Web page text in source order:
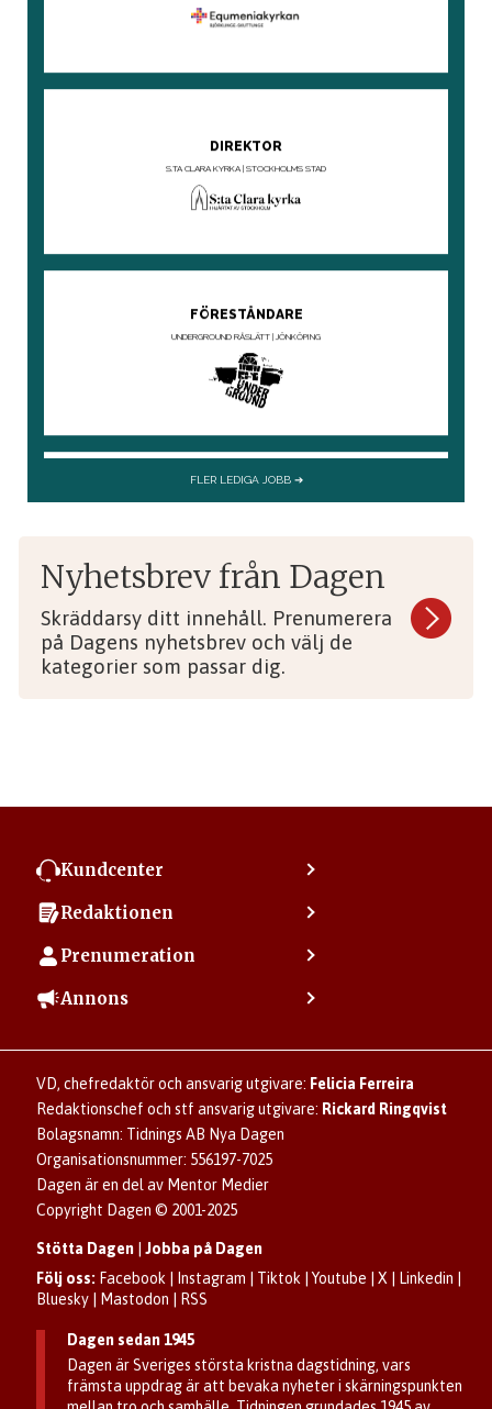
Nyhetsbrev från Dagen
Skräddarsy ditt innehåll. Prenumerera
på Dagens nyhetsbrev och välj de
kategorier som passar dig.
Kundcenter
Min sida
Vanliga frågor
Användarvillkor
Redaktionen
Tipsa Dagen
Vill du debattera i Dagen?
Dagen förklarar
Upphovsrätt och AI
Om Dagen
Prenumeration
Så skapar du ett konto
Dagen som taltidningen
Senaste numret av eDagen
Dagens arkiv
Annons
Annonsera
Rubrikannonser
Familjeannonser
Se dödsannonser/minnesrum
Anmäl störande/felaktig annons
VD, chefredaktör och ansvarig utgivare: Felicia Ferreira
Redaktionschef och stf ansvarig utgivare: Rickard Ringqvist
Bolagsnamn: Tidnings AB Nya Dagen
Organisationsnummer: 556197-7025
Dagen är en del av Mentor Medier
Copyright Dagen © 2001-2025
Stötta Dagen |Jobba på Dagen
Följ oss: Facebook Instagram Tiktok |Youtube |X Linkedin
Bluesky
Mastodon RSS
Dagen sedan 1945
Dagen är Sveriges största kristna dagstidning, vars
främsta uppdrag är att bevaka nyheter i skärningspunkten